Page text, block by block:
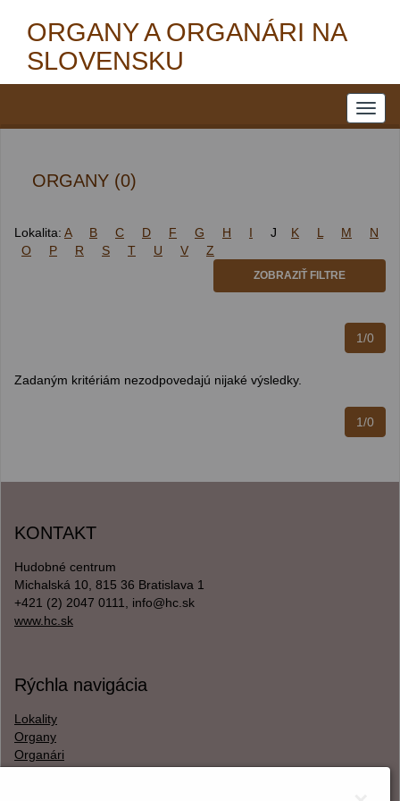
ORGANY A ORGANÁRI NA
SLOVENSKU
ORGANY (0)
Lokalita: A B C D F G H I J K L M
N
O
P R S T U V Z
ZOBRAZIŤ FILTRE
1/0
Zadaným kritériám nezodpovedajú nijaké výsledky.
1/0
KONTAKT
Hudobné centrum
Michalská 10, 815 36 Bratislava 1
+421 (2) 2047 0111, info@hc.sk
www.hc.sk
Rýchla navigácia
Lokality
Organy
Organári